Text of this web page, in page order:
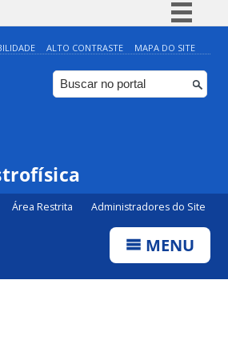
Simplifique!
Comunica BR
Participe
ALTO CONTRASTE MAPA DO SITE
Área Restrita Administradores do Site
MENU